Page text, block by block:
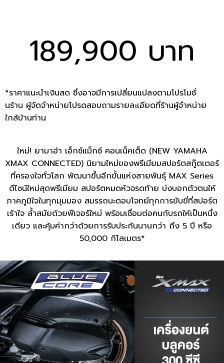
189,900 บาท
*ราคาแนะนำเงินสด ซึ่งอาจมีการเปลี่ยนแปลงตามโปรโมชั่
นร้าน ผู้จัดจำหน่ายโปรดสอบถามรายละเอียดที่ร้านผู้จำหน่าย
ใกล้บ้านท่าน
ใหม่! ยามาฮ่า เอ็กซ์แม็กซ์ คอนเน็คเต็ด (NEW YAMAHA
XMAX CONNECTED) นิยามใหม่ของพรีเมียมสปอร์ตสกู๊ตเตอร์
ที่ครองใจทั่วโลก พัฒนาขึ้นอีกขั้นแห่งสายพันธุ์ MAX Series
ดีไซน์ใหม่สุดพรีเมียม สปอร์ตหมดหัวจรดท้าย บ่งบอกตัวตนให้
ภาคภูมิใจในทุกมุมมอง สมรรถนะตอบโจทย์ทุกการขับขี่ที่สปอร์ต
เร้าใจ ล้ำสมัยด้วยฟีเจอร์ใหม่ พร้อมเชื่อมต่อคนกับรถให้เป็นหนึ่ง
เดียว และคุ้มค่ากว่าด้วยการรับประกันนานกว่า ถึง 5 ปี หรือ
50,000 กิโลเมตร*